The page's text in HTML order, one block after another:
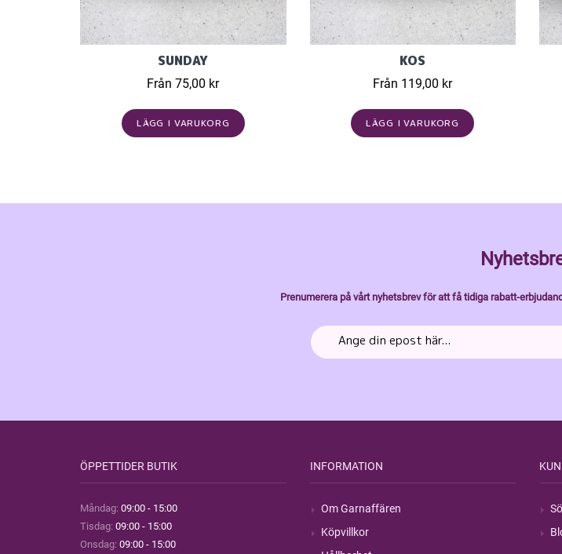
SUNDAY
Från 75,00 kr
LÄGG I VARUKORG
KOS
Från 119,00 kr
LÄGG I VARUKORG
Prenumerera på vårt nyhetsbrev för att få tidiga rabatt-
ÖPPETTIDER BUTIK
Måndag: 09:00 - 15:00
Tisdag: 09:00 - 15:00
Onsdag: 09:00 - 15:00
INFORMATION
Om Garnaffären
Köpvillkor